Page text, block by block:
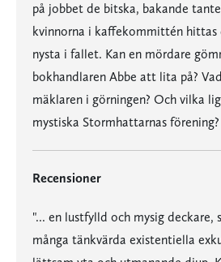
på jobbet de bitska, bakande
kvinnorna i kaffekommittén hittas
nysta i fallet. Kan en mördare
bokhandlaren Abbe att lita på?
mäklaren i görningen? Och vilka
mystiska Stormhattarnas förening?
Recensioner
"... en lustfylld och mysig deckare,
många tänkvärda existentiella